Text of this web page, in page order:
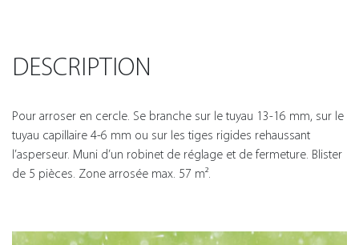
DESCRIPTION
Pour arroser en cercle. Se branche sur le tuyau 13-16 mm, sur le
tuyau capillaire 4-6 mm ou sur les tiges rigides rehaussant
l’asperseur. Muni d’un robinet de réglage et de fermeture. Blister
de 5 pièces. Zone arrosée max. 57 m².